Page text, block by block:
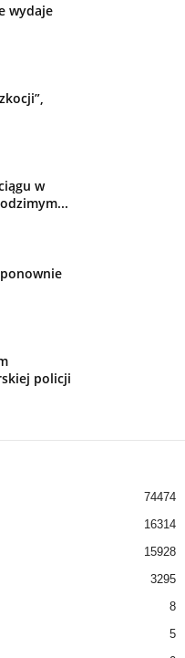
wydaje
w
policji
74474
16314
15928
3295
8
5